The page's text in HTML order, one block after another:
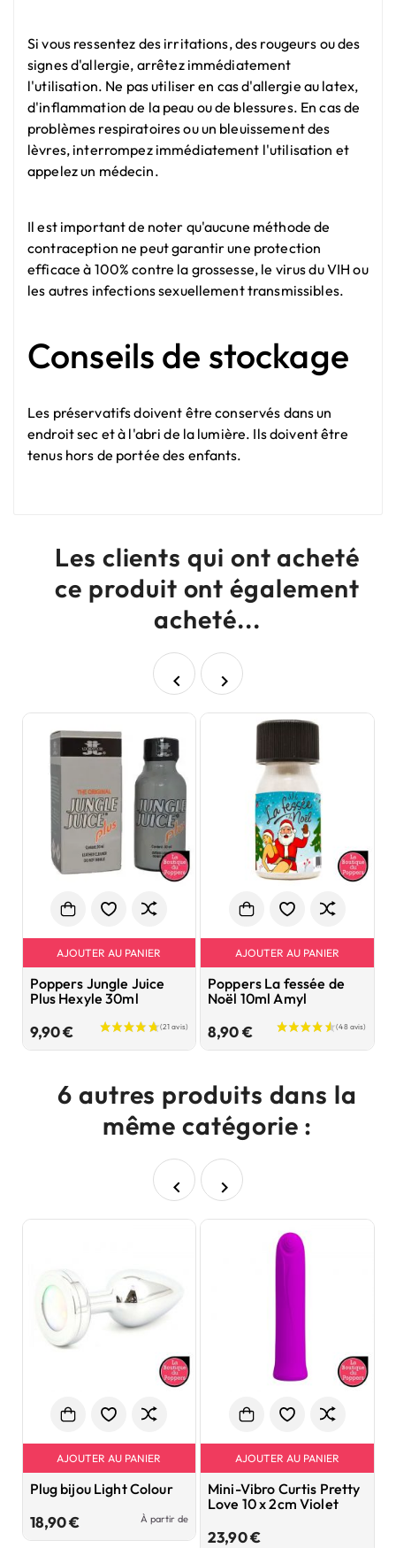
Si vous ressentez des irritations, des rougeurs ou des
signes d'allergie, arrêtez immédiatement
l'utilisation. Ne pas utiliser en cas d'allergie au latex,
d'inflammation de la peau ou de blessures. En cas de
problèmes respiratoires ou un bleuissement des
lèvres, interrompez immédiatement l'utilisation et
appelez un médecin.
Il est important de noter qu'aucune méthode de
contraception ne peut garantir une protection
efficace à 100% contre la grossesse, le virus du VIH ou
les autres infections sexuellement transmissibles.
Conseils de stockage
Les préservatifs doivent être conservés dans un
endroit sec et à l'abri de la lumière. Ils doivent être
tenus hors de portée des enfants.
Les clients qui ont acheté
ce produit ont également
acheté...
 
AJOUTER AU PANIER
Poppers Jungle Juice
Plus Hexyle 30ml
9,90 €Prix
AJOUTER AU PANIER
Poppers La fessée de
Noël 10ml Amyl
8,90 €Prix
6 autres produits dans la
même catégorie :
 
AJOUTER AU PANIER
Plug bijou Light Colour
18,90 €Prix À partir de
AJOUTER AU PANIER
Mini-Vibro Curtis Pretty
Love 10 x 2cm Violet
23,90 €Prix